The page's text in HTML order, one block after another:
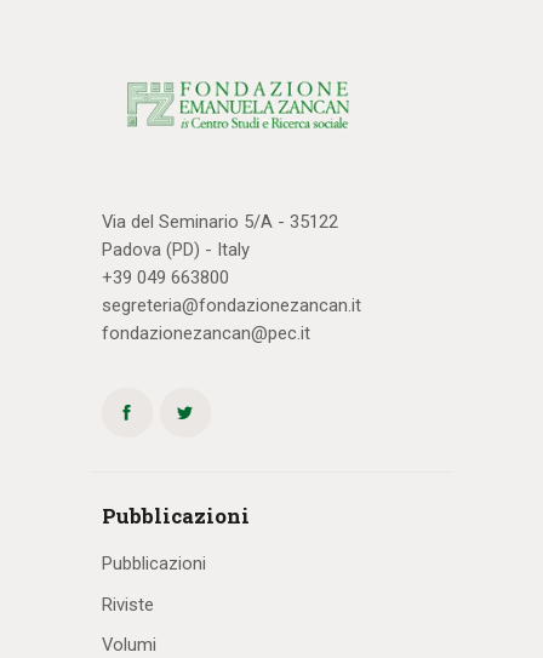
Via del Seminario 5/A - 35122
Padova (PD) - Italy
+39 049 663800
segreteria@fondazionezancan.it
fondazionezancan@pec.it
Pubblicazioni
Pubblicazioni
Riviste
Volumi